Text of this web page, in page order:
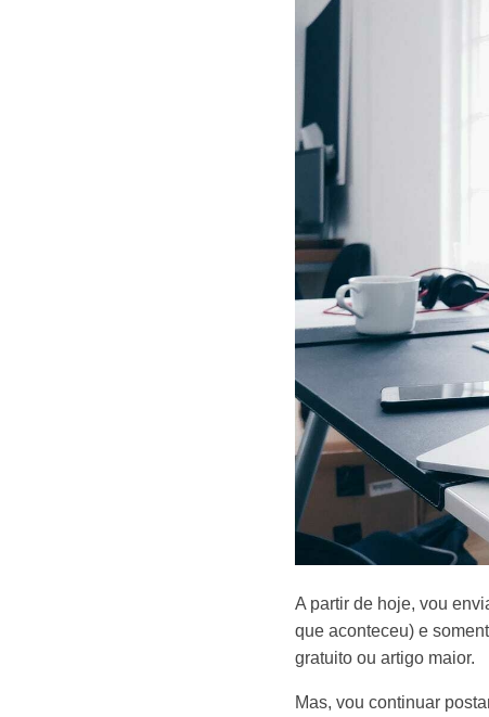
A partir de hoje, vou
que aconteceu) e
gratuito ou artigo maior.
Mas, vou continuar